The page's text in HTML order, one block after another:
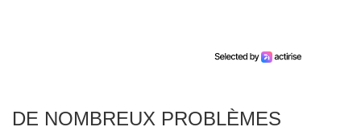
DE NOMBREUX PROBLÈMES